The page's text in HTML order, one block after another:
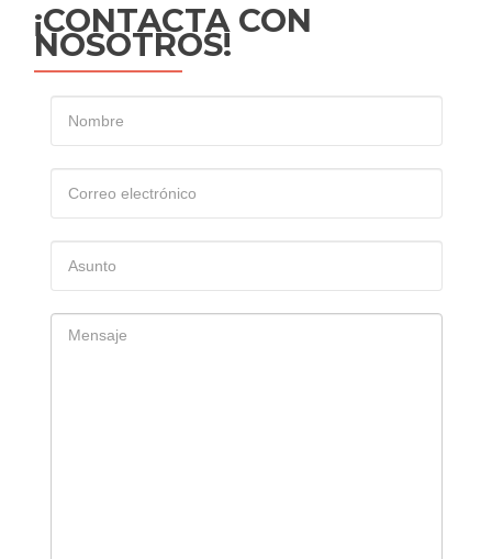
¡CONTACTA CON
NOSOTROS!